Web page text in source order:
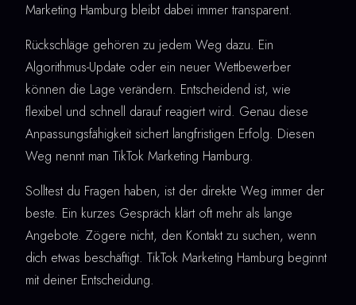
Marketing Hamburg bleibt dabei immer transparent.
Rückschläge gehören zu jedem Weg dazu. Ein
Algorithmus-Update oder ein neuer Wettbewerber
können die Lage verändern. Entscheidend ist, wie
flexibel und schnell darauf reagiert wird. Genau diese
Anpassungsfähigkeit sichert langfristigen Erfolg. Diesen
Weg nennt man TikTok Marketing Hamburg.
Solltest du Fragen haben, ist der direkte Weg immer der
beste. Ein kurzes Gespräch klärt oft mehr als lange
Angebote. Zögere nicht, den Kontakt zu suchen, wenn
dich etwas beschäftigt. TikTok Marketing Hamburg beginnt
mit deiner Entscheidung.